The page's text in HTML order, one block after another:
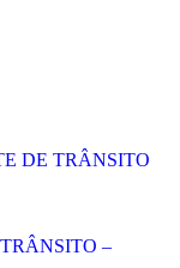
DE TRÂNSITO
–